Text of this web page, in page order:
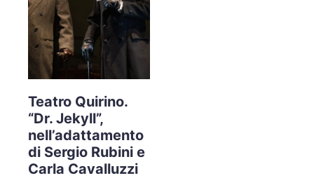
Teatro Quirino.
“Dr. Jekyll”,
nell’adattamento
di Sergio Rubini e
Carla Cavalluzzi